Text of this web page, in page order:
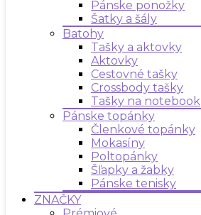
Pánske ponožky
Šatky a šály
Batohy
Tašky a aktovky
Aktovky
Cestovné tašky
Crossbody tašky
Tašky na notebook
Pánske topánky
Členkové topánky
Mokasíny
Poltopánky
Šľapky a žabky
Pánske tenisky
ZNAČKY